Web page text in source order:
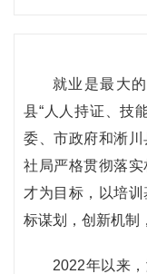
就业是最大
县“人人持证、技
委、市政府和淅
社局严格贯彻落
才为目标，以培
标谋划，创新机制
2022年以来